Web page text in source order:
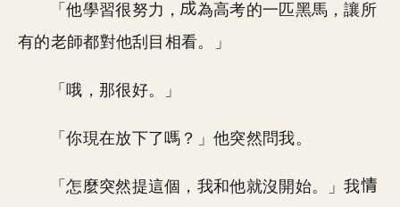
「他學習很努力，
為高考的一匹黑馬，讓所
有的老師都對他刮目相看。」
「哦，那很好。」
「你現在放下了嗎？」他突然問我。
「怎麼突然提這個，我和他就沒開始。」我